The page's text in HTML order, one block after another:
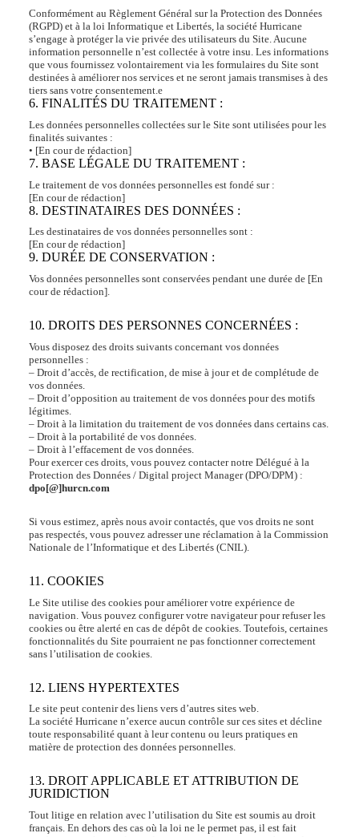
Conformément au Règlement Général sur la Protection des Données
(RGPD) et à la loi Informatique et Libertés, la société Hurricane
s’engage à protéger la vie privée des utilisateurs du Site. Aucune
information personnelle n’est collectée à votre insu. Les informations
que vous fournissez volontairement via les formulaires du Site sont
destinées à améliorer nos services et ne seront jamais transmises à des
tiers sans votre consentement.e
6. FINALITÉS DU TRAITEMENT :
Les données personnelles collectées sur le Site sont utilisées pour les
finalités suivantes :
• [En cour de rédaction]
7. BASE LÉGALE DU TRAITEMENT :
Le traitement de vos données personnelles est fondé sur :
[En cour de rédaction]
8. DESTINATAIRES DES DONNÉES :
Les destinataires de vos données personnelles sont :
[En cour de rédaction]
9. DURÉE DE CONSERVATION :
Vos données personnelles sont conservées pendant une durée de [En
cour de rédaction].
10. DROITS DES PERSONNES CONCERNÉES :
Vous disposez des droits suivants concernant vos données
personnelles :
– Droit d’accès, de rectification, de mise à jour et de complétude de
vos données.
– Droit d’opposition au traitement de vos données pour des motifs
légitimes.
– Droit à la limitation du traitement de vos données dans certains cas.
– Droit à la portabilité de vos données.
– Droit à l’effacement de vos données.
Pour exercer ces droits, vous pouvez contacter notre Délégué à la
Protection des Données / Digital project Manager (DPO/DPM) :
dpo[@]hurcn.com
Si vous estimez, après nous avoir contactés, que vos droits ne sont
pas respectés, vous pouvez adresser une réclamation à la Commission
Nationale de l’Informatique et des Libertés (CNIL).
11. COOKIES
Le Site utilise des cookies pour améliorer votre expérience de
navigation. Vous pouvez configurer votre navigateur pour refuser les
cookies ou être alerté en cas de dépôt de cookies. Toutefois, certaines
fonctionnalités du Site pourraient ne pas fonctionner correctement
sans l’utilisation de cookies.
12. LIENS HYPERTEXTES
Le site peut contenir des liens vers d’autres sites web.
La société Hurricane n’exerce aucun contrôle sur ces sites et décline
toute responsabilité quant à leur contenu ou leurs pratiques en
matière de protection des données personnelles.
13. DROIT APPLICABLE ET ATTRIBUTION DE
JURIDICTION
Tout litige en relation avec l’utilisation du Site est soumis au droit
français. En dehors des cas où la loi ne le permet pas, il est fait